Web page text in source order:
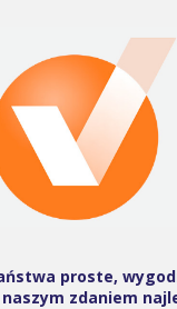
proste,
zdaniem